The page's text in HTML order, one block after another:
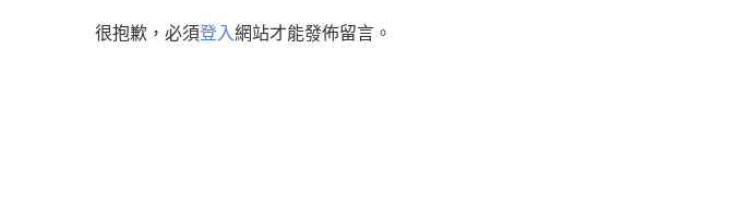
很抱歉，必須登入網站才能發佈留言。